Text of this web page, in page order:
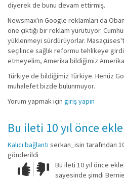
diyerek de bunu devam ettirmiş.
Newsmax'ın Google reklamları da
öne çıktığı bir reklam yürütüyor.
yüklenmeyi sürdürüyorlar.
seçilince sağlık reformu tehlikeye
etmeyelim, Amerika bildiğimiz
Türkiye de bildiğimiz Türkiye. Henüz
muhalefet bizde bulunmuyor.
Yorum yapmak için giriş yapın
Bu ileti 10 yıl önce
Kalıcı bağlantı serkan_isin tarafından
gönderildi
Çok iyi!O
kadar
Bu ileti 10 yıl önce
sayesinde şimdi